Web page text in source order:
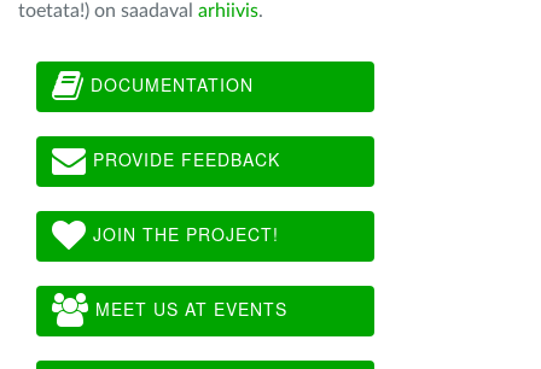
toetata!) on saadaval arhiivis.
DOCUMENTATION
PROVIDE FEEDBACK
JOIN THE PROJECT!
MEET US AT EVENTS